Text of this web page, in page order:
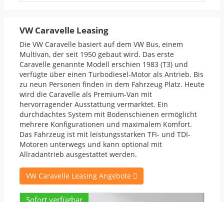
VW Caravelle Leasing
Die VW Caravelle basiert auf dem VW Bus, einem
Multivan, der seit 1950 gebaut wird. Das erste
Caravelle genannte Modell erschien 1983 (T3) und
verfügte über einen Turbodiesel-Motor als Antrieb. Bis
zu neun Personen finden in dem Fahrzeug Platz. Heute
wird die Caravelle als Premium-Van mit
hervorragender Ausstattung vermarktet. Ein
durchdachtes System mit Bodenschienen ermöglicht
mehrere Konfigurationen und maximalem Komfort.
Das Fahrzeug ist mit leistungsstarken TFI- und TDI-
Motoren unterwegs und kann optional mit
Allradantrieb ausgestattet werden.
VW Caravelle Leasing Angebote
Sofort verfügbar